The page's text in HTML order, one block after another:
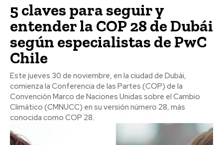
5 claves para seguir y
entender la COP 28 de Dubái
según especialistas de PwC
Chile
Este jueves 30 de noviembre, en la ciudad de Dubái,
comienza la Conferencia de las Partes (COP) de la
Convención Marco de Naciones Unidas sobre el Cambio
Climático (CMNUCC) en su versión número 28, más
conocida como COP 28.